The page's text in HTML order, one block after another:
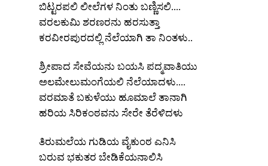
ಬಿಟ್ಟರಪಲಿ ಲೀಲೆಗಳ ನಿಂತು ಬಣ್ಣಿಸಲಿ....
ವರಲಕುಮಿ ಶರಣರನು ಹರಸುತ್ತಾ
ಕರವೀರಪುರದಲ್ಲಿ ನೆಲೆಯಾಗಿ ತಾ ನಿಂತಳು..
ಶ್ರೀಪಾದ ಸೇವೆಯನು ಬಯಸಿ ಪದ್ಮವಾತಿಯು
ಅಲಮೇಲುಮಂಗೆಯಲಿ ನೆಲೆಯಾದಳು....
ವರಮಾತೆ ಬಕುಳೆಯು ಹೂಮಾಲೆ ತಾನಾಗಿ
ಹರಿಯ ಸಿರಿಕಂಠವನು ಸೇರೇ ತೆರೆಳಿದಳು
ತಿರುಮಲೆಯ ಗುಡಿಯ ವೈಕುಂಠ ಎನಿಸಿ
ಬರುವ ಭಕುತರ ಬೇಡಿಕೆಯನಾಲಿಸಿ